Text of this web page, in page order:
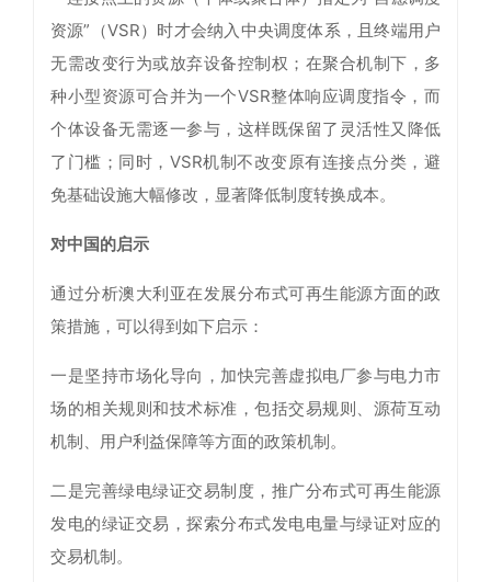
资源”（VSR）时才会纳入中央调度体系，且终端用户
无需改变行为或放弃设备控制权；在聚合机制下，多
种小型资源可合并为一个VSR整体响应调度指令，而
个体设备无需逐一参与，这样既保留了灵活性又降低
了门槛；同时，VSR机制不改变原有连接点分类，避
免基础设施大幅修改，显著降低制度转换成本。
对中国的启示
通过分析澳大利亚在发展分布式可再生能源方面的政
策措施，可以得到如下启示：
一是坚持市场化导向，加快完善虚拟电厂参与电力市
场的相关规则和技术标准，包括交易规则、源荷互动
机制、用户利益保障等方面的政策机制。
二是完善绿电绿证交易制度，推广分布式可再生能源
发电的绿证交易，探索分布式发电电量与绿证对应的
交易机制。